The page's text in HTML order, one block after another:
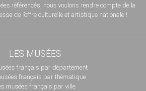
référencés, nous voulons rendre compte de la
de l’offre culturelle et artistique nationale !
LES MUSÉES
français par département
français par thématique
musées français par ville